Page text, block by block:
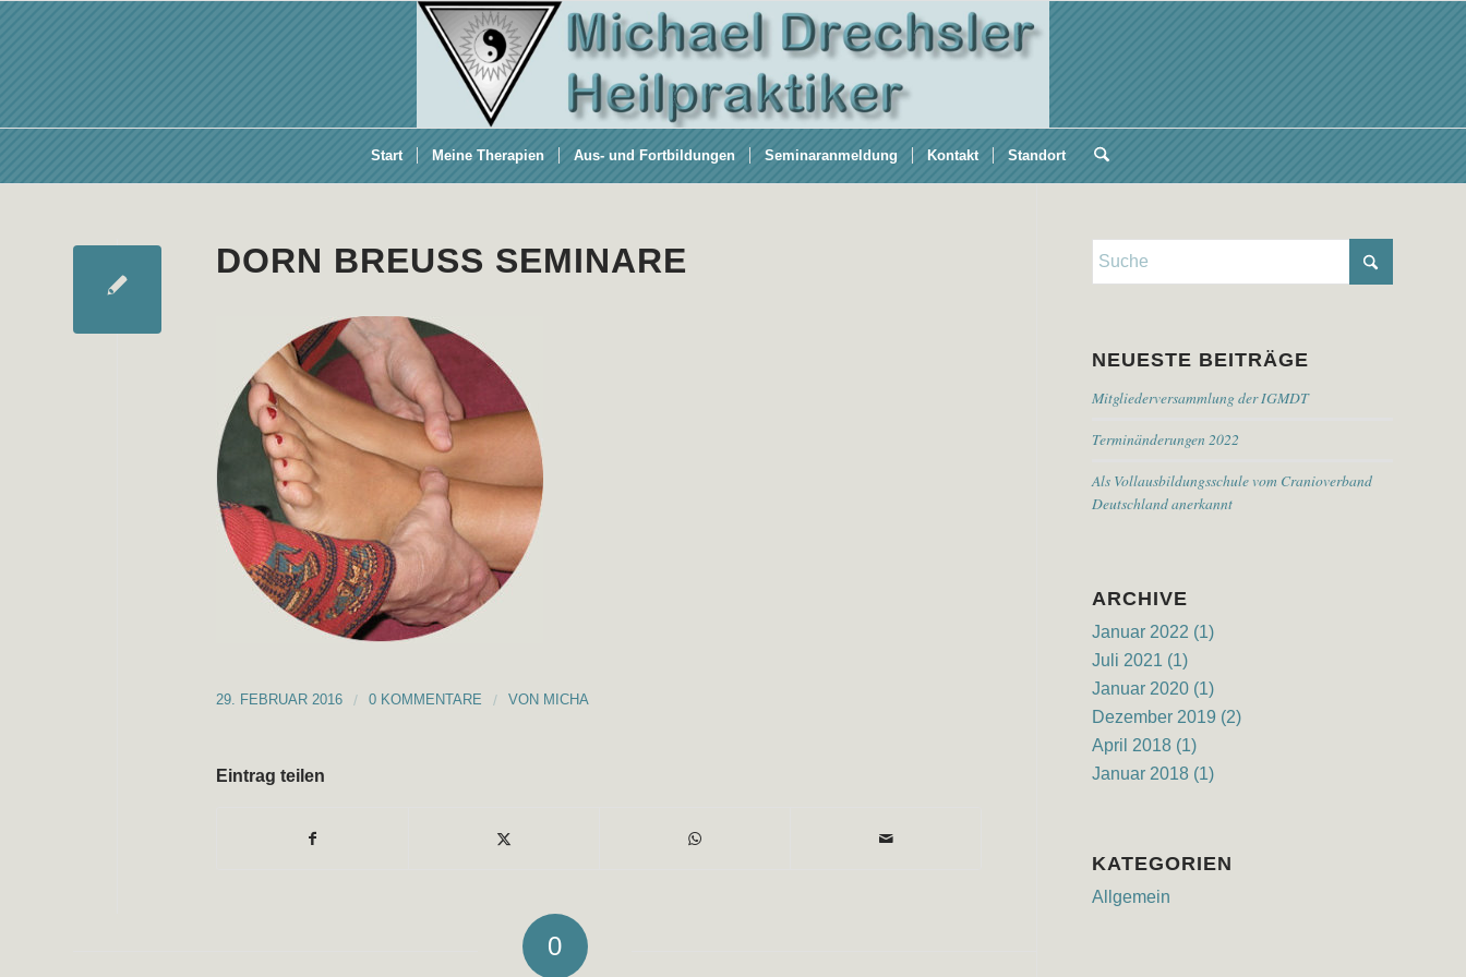
Start Meine Therapien Aus- und Fortbildungen Seminaranmeldung Kontakt Standort
DORN BREUSS SEMINARE
29. FEBRUAR 2016 / 0 KOMMENTARE / VON MICHA
Eintrag teilen
0
NEUESTE BEITRÄGE
Mitgliederversammlung der IGMDT
Terminänderungen 2022
Als Vollausbildungsschule vom Cranioverband
Deutschland anerkannt
ARCHIVE
Januar 2022 (1)
Juli 2021 (1)
Januar 2020 (1)
Dezember 2019 (2)
April 2018 (1)
Januar 2018 (1)
KATEGORIEN
Allgemein